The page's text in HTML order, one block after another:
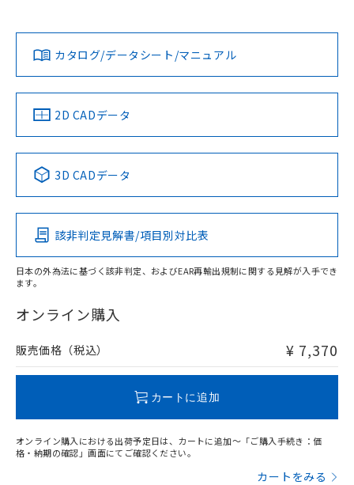
ダウンロードデータをご利用いただく前に、以下を必ずお読
みください。
ソフトウェアの使用条件
対応済み
中国 RoHS 注意事項・凡例
Pb Hg Cd Cr(VI)
O
在庫等で未対応品が混在する可能性があります。
問い合わせください。
LR型式承認
（イギリス
船舶規格）
DNV型式承認
（ノルウェー
BV型式承認
（フランス
KR型式
（韓国
No No No No
この製品の規格認証/適合状況ページへ
その他の認証はこちらのページからご検索ください
カタログ/データシート/マニュアル
2D CADデータ
3D CADデータ
該非判定見解書/項目別対比表
日本の外為法に基づく該非判定、およびEAR再輸出規制に関する見解が入手でき
ます。
オンライン購入
販売価格（税込） ¥ 7,370
カートに追加
オンライン購入における出荷予定日は、カートに追加～「ご購入手続き：価
格・納期の確認」画面にてご確認ください。
カートをみる